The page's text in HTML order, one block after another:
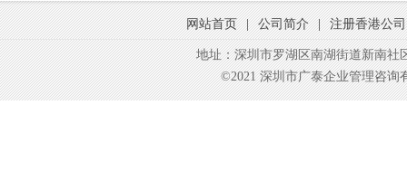
网站首页 | 公司简介 | 注册香港公司
地址：深圳市罗湖区南湖街道新南社
©2021 深圳市广泰企业管理咨